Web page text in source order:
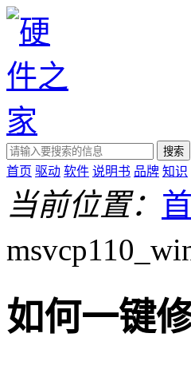
搜索
首页 驱动 软件 说明书 品牌 知识
当前位置：
如何一键